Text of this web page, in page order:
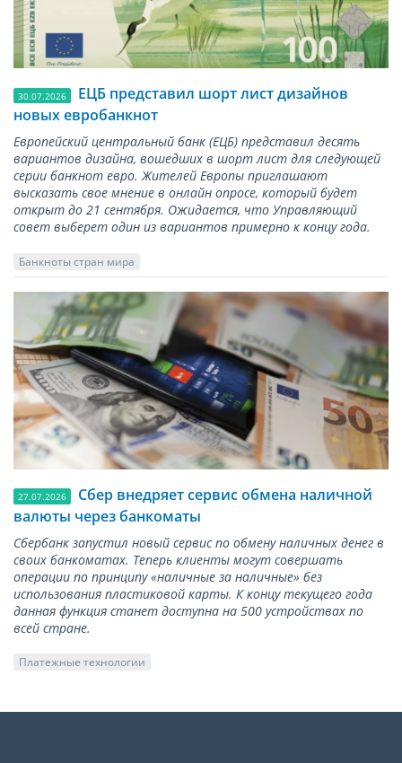
30.07.2026
ЕЦБ представил шорт лист дизайнов
новых евробанкнот
Европейский центральный банк (ЕЦБ) представил десять
вариантов дизайна, вошедших в шорт лист для следующей
серии банкнот евро. Жителей Европы приглашают
высказать свое мнение в онлайн опросе, который будет
открыт до 21 сентября. Ожидается, что Управляющий
совет выберет один из вариантов примерно к концу года.
Банкноты стран мира
27.07.2026
Сбер внедряет сервис обмена наличной
валюты через банкоматы
Сбербанк запустил новый сервис по обмену наличных денег в
своих банкоматах. Теперь клиенты могут совершать
операции по принципу «наличные за наличные» без
использования пластиковой карты. К концу текущего года
данная функция станет доступна на 500 устройствах по
всей стране.
Платежные технологии